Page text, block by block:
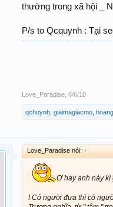
thường trong xã hội _
P/s to Qcquynh : Tại
Love_Paradise 6/6/10
qchuynh giaimagiacmo
Love_Paradise nói: ↑
Ơ hay anh này kì
! Có người đưa thì có